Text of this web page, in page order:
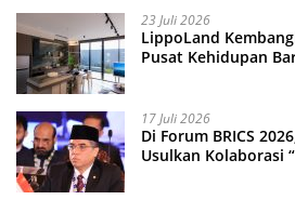
23 Juli 2026
LippoLand
Pusat Kehidupan
17 Juli 2026
Di Forum BRICS
Usulkan Kolaborasi